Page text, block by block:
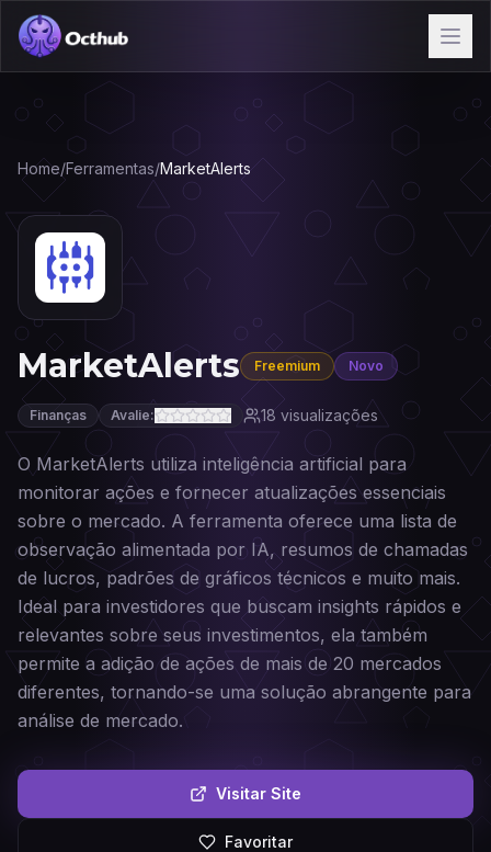
Home/Ferramentas/MarketAlerts
MarketAlerts Freemium Novo
Finanças Avalie: 18 visualizações
O MarketAlerts utiliza inteligência artificial para
monitorar ações e fornecer atualizações essenciais
sobre o mercado. A ferramenta oferece uma lista de
observação alimentada por IA, resumos de chamadas
de lucros, padrões de gráficos técnicos e muito mais.
Ideal para investidores que buscam insights rápidos e
relevantes sobre seus investimentos, ela também
permite a adição de ações de mais de 20 mercados
diferentes, tornando-se uma solução abrangente para
análise de mercado.
Visitar Site
Favoritar